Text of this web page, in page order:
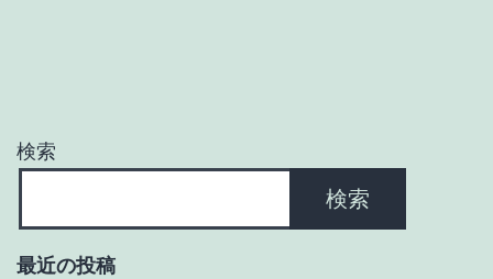
検索
検索
最近の投稿